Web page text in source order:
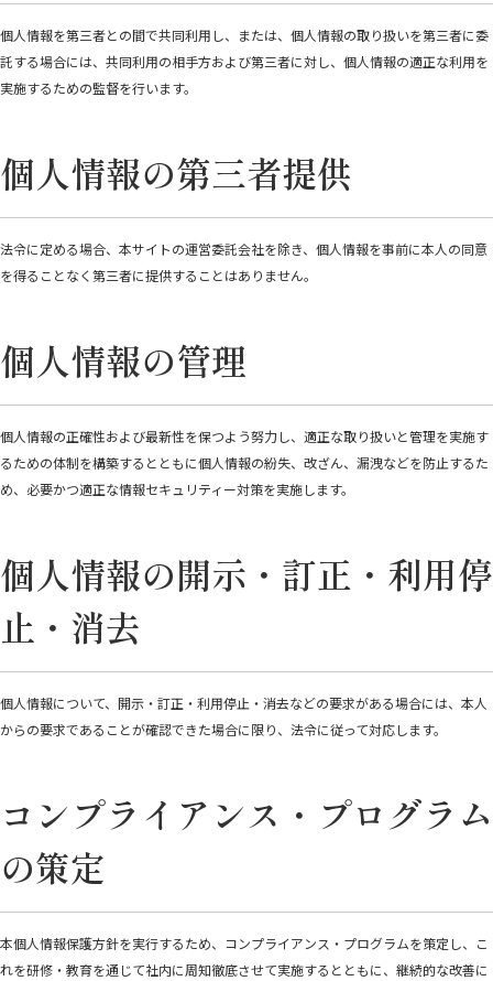
個人情報を第三者との間で共同利用し、または、個人情報の取り扱いを第三者に委
託する場合には、共同利用の相手方および第三者に対し、個人情報の適正な利用を
実施するための監督を行います。
個人情報の第三者提供
法令に定める場合、本サイトの運営委託会社を除き、個人情報を事前に本人の同意
を得ることなく第三者に提供することはありません。
個人情報の管理
個人情報の正確性および最新性を保つよう努力し、適正な取り扱いと管理を実施す
るための体制を構築するとともに個人情報の紛失、改ざん、漏洩などを防止するた
め、必要かつ適正な情報セキュリティー対策を実施します。
個人情報の開示・訂正・利用停
止・消去
個人情報について、開示・訂正・利用停止・消去などの要求がある場合には、本人
からの要求であることが確認できた場合に限り、法令に従って対応します。
コンプライアンス・プログラム
の策定
本個人情報保護方針を実行するため、コンプライアンス・プログラムを策定し、こ
れを研修・教育を通じて社内に周知徹底させて実施するとともに、継続的な改善に